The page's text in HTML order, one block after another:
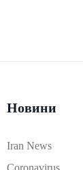
Новини
Iran News